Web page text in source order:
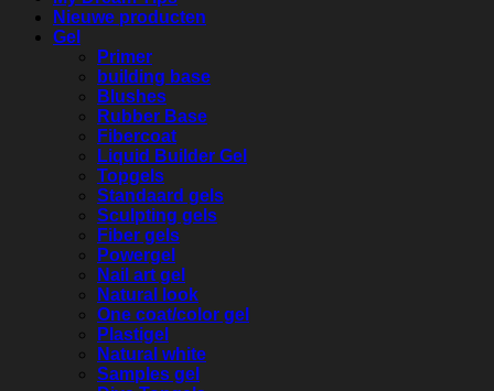
Nieuwe producten
Gel
Primer
building base
Blushes
Rubber Base
Fibercoat
Liquid Builder Gel
Topgels
Standaard gels
Sculpting gels
Fiber gels
Powergel
Nail art gel
Natural look
One coat/color gel
Plastigel
Natural white
Samples gel